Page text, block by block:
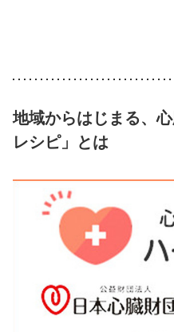
地域からはじまる、
レシピ」とは